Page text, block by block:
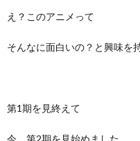
え？このアニメって
そんなに面白いの？と興味を
第1期を見終えて
今、第2期を見始めました